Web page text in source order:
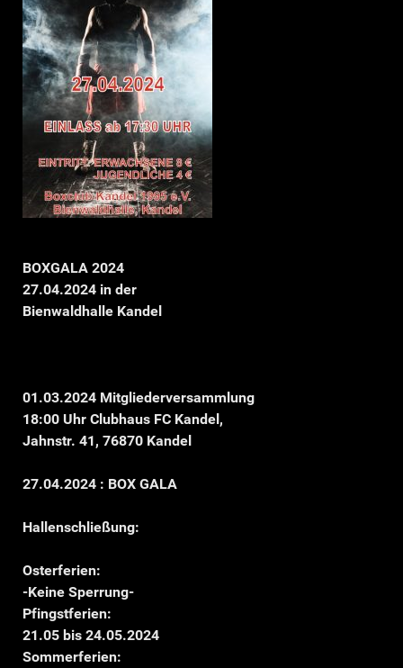
BOXGALA 2024
27.04.2024 in der
Bienwaldhalle Kandel
01.03.2024 Mitgliederversammlung
18:00 Uhr Clubhaus FC Kandel,
Jahnstr. 41, 76870 Kandel
27.04.2024 : BOX GALA
Hallenschließung:
Osterferien:
-Keine Sperrung-
Pfingstferien:
21.05 bis 24.05.2024
Sommerferien: